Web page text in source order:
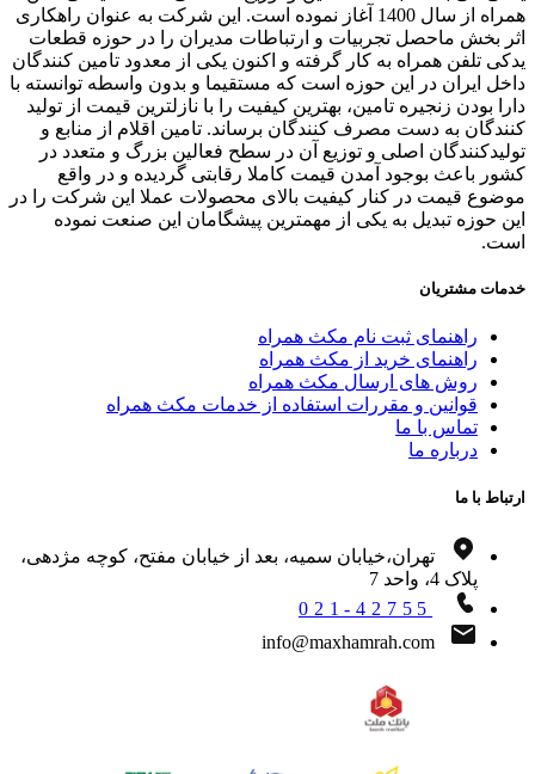
همراه از سال 1400 آغاز نموده است. این شرکت به عنوان راهکاری
بخش ماحصل تجربیات و ارتباطات مدیران را در حوزه قطعات
تلفن همراه به کار گرفته و اکنون یکی از معدود تامین کنندگان
ایران در این حوزه است که مستقیما و بدون واسطه توانسته با
بودن زنجیره تامین، بهترین کیفیت را با نازلترین قیمت از تولید
به دست مصرف کنندگان برساند. تامین اقلام از منابع و
اصلی و توزیع آن در سطح فعالین بزرگ و متعدد در
باعث بوجود آمدن قیمت کاملا رقابتی گردیده و در واقع
قیمت در کنار کیفیت بالای محصولات عملا این شرکت را در
حوزه تبدیل به یکی از مهمترین پیشگامان این صنعت نموده
مشتریان
راهنمای ثبت نام مکث همراه
راهنمای خرید از مکث همراه
روش های ارسال مکث همراه
قوانین و مقررات استفاده از خدمات مکث همراه
تماس با ما
درباره ما
با ما
تهران،خیابان سمیه، بعد از خیابان مفتح، کوچه مژدهی،
پلاک 4، واحد 7
021-42755
info@maxhamrah.com